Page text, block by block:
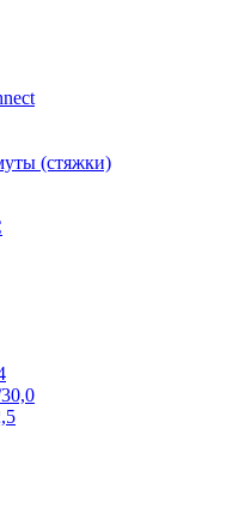
(стяжки)